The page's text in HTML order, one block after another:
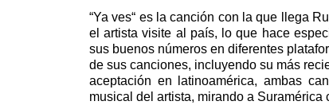
“Ya ves“ es la canción con la que llega
el artista visite al país, lo que hace
sus buenos números en diferentes
de sus canciones, incluyendo su más
aceptación en latinoamérica, ambas
musical del artista, mirando a